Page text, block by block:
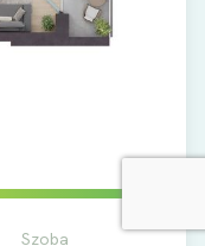
Szoba